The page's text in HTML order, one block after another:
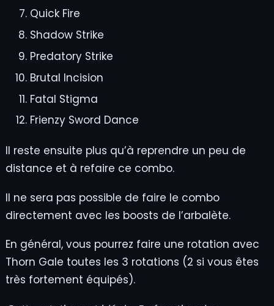
Quick Fire
Shadow Strike
Predatory Strike
Brutal Incision
Fatal Stigma
Frienzy Sword Dance
Il reste ensuite plus qu’à reprendre un peu de
distance et à refaire ce combo.
Il ne sera pas possible de faire le combo
directement avec les boosts de l’arbalète.
En général, vous pourrez faire une rotation avec
Thorn Gale toutes les 3 rotations (2 si vous êtes
très fortement équipés).